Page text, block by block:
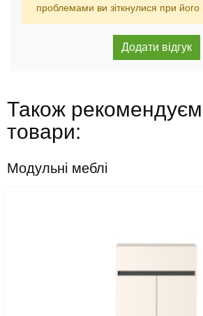
проблемами ви зіткнулися при його
Також
товари:
Модульні меблі